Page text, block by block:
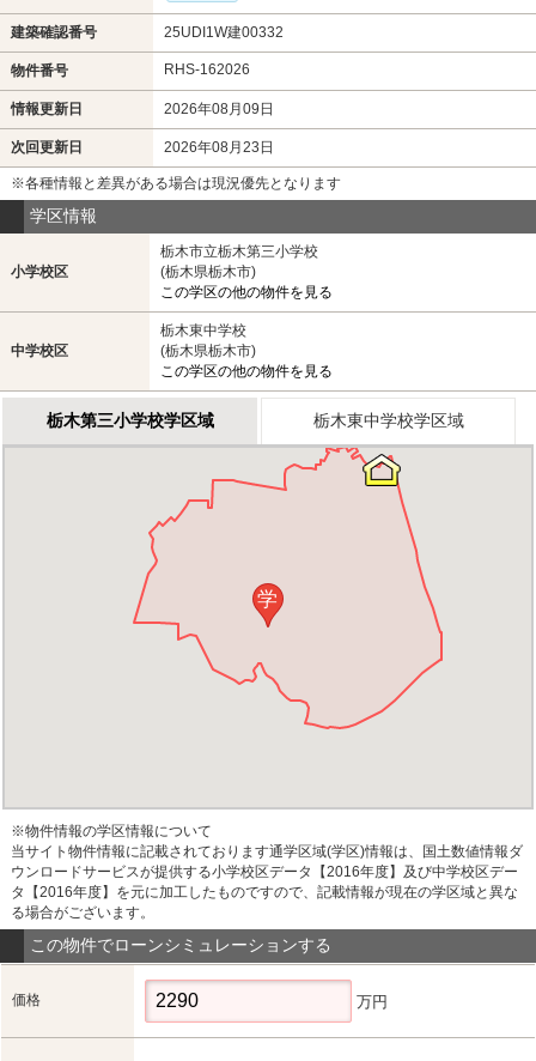
建築確認番号 25UDI1W建00332
物件番号 RHS-162026
情報更新日 2026年08月09日
次回更新日 2026年08月23日
※各種情報と差異がある場合は現況優先となります
学区情報
小学校区
栃木市立栃木第三小学校
(栃木県栃木市)
この学区の他の物件を見る
中学校区
栃木東中学校
(栃木県栃木市)
この学区の他の物件を見る
栃木第三小学校学区域 栃木東中学校学区域
学
※物件情報の学区情報について
当サイト物件情報に記載されております通学区域(学区)情報は、国土数値情報ダ
ウンロードサービスが提供する小学校区データ【2016年度】及び中学校区デー
タ【2016年度】を元に加工したものですので、記載情報が現在の学区域と異な
る場合がございます。
この物件でローンシミュレーションする
価格 万円